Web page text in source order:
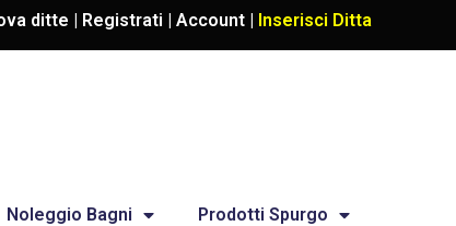
ditte | Registrati | Account | Inserisci Ditta
Noleggio Bagni Prodotti Spurgo